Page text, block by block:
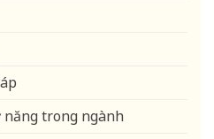
trong ngành